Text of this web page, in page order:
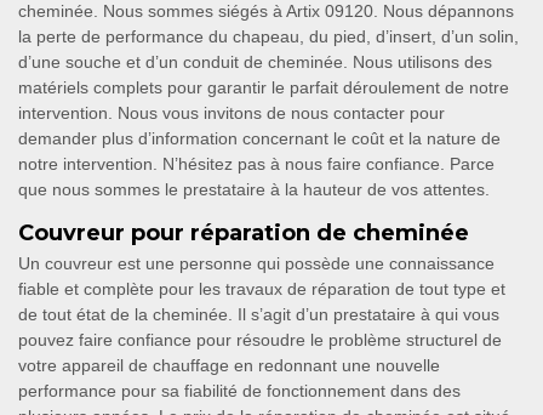
cheminée. Nous sommes siégés à Artix 09120. Nous dépannons
la perte de performance du chapeau, du pied, d’insert, d’un solin,
d’une souche et d’un conduit de cheminée. Nous utilisons des
matériels complets pour garantir le parfait déroulement de notre
intervention. Nous vous invitons de nous contacter pour
demander plus d’information concernant le coût et la nature de
notre intervention. N’hésitez pas à nous faire confiance. Parce
que nous sommes le prestataire à la hauteur de vos attentes.
Couvreur pour réparation de cheminée
Un couvreur est une personne qui possède une connaissance
fiable et complète pour les travaux de réparation de tout type et
de tout état de la cheminée. Il s’agit d’un prestataire à qui vous
pouvez faire confiance pour résoudre le problème structurel de
votre appareil de chauffage en redonnant une nouvelle
performance pour sa fiabilité de fonctionnement dans des